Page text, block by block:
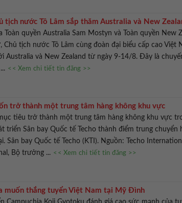
tịch nước Tô Lâm sắp thăm Australia và New
Toàn quyền Australia Sam Mostyn và Toàn quyền New
Chủ tịch nước Tô Lâm cùng đoàn đại biểu cấp cao Việt
Australia và New Zealand từ ngày 9-14/8. Đây là
<< Xem chi tiết tin đăng >>
trở thành một trung tâm hàng không khu vực
tiêu trở thành một trung tâm hàng không khu vực
triển Sân bay Quốc tế Techo thành điểm trung chuyển
Sân bay Quốc tế Techo (KTI). Nguồn: Techo
Bộ trưởng ... << Xem chi tiết tin đăng >>
muốn thắng tuyển Việt Nam tại Mỹ Đình